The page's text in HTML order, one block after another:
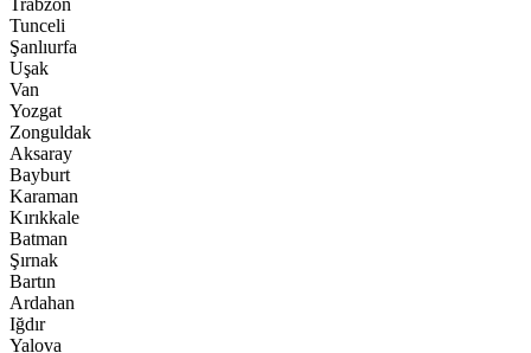
Trabzon
Tunceli
Şanlıurfa
Uşak
Van
Yozgat
Zonguldak
Aksaray
Bayburt
Karaman
Kırıkkale
Batman
Şırnak
Bartın
Ardahan
Iğdır
Yalova